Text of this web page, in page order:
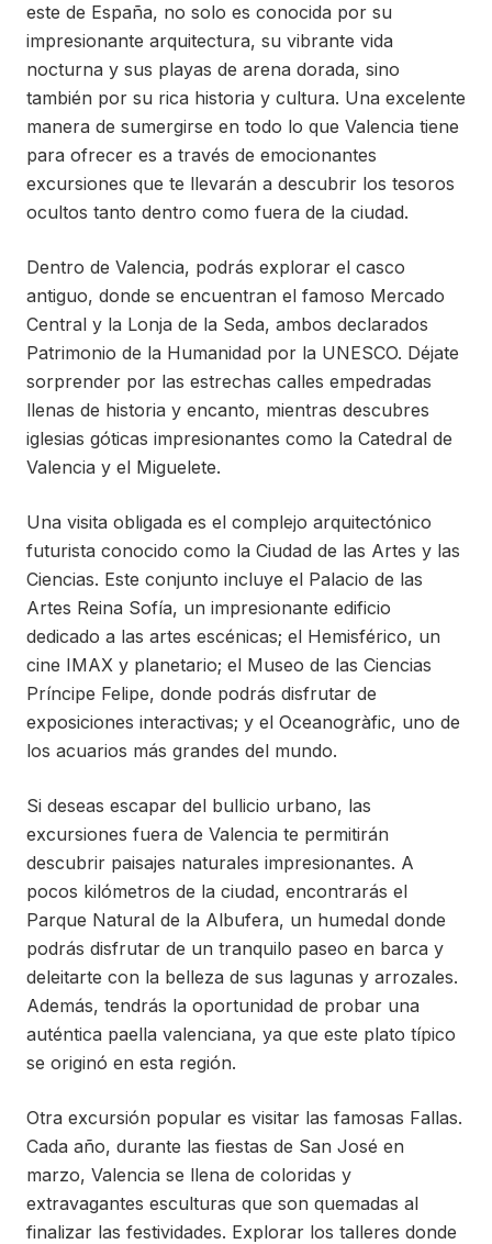
este de España, no solo es conocida por su
impresionante arquitectura, su vibrante vida
nocturna y sus playas de arena dorada, sino
también por su rica historia y cultura. Una excelente
manera de sumergirse en todo lo que Valencia tiene
para ofrecer es a través de emocionantes
excursiones que te llevarán a descubrir los tesoros
ocultos tanto dentro como fuera de la ciudad.
Dentro de Valencia, podrás explorar el casco
antiguo, donde se encuentran el famoso Mercado
Central y la Lonja de la Seda, ambos declarados
Patrimonio de la Humanidad por la UNESCO. Déjate
sorprender por las estrechas calles empedradas
llenas de historia y encanto, mientras descubres
iglesias góticas impresionantes como la Catedral de
Valencia y el Miguelete.
Una visita obligada es el complejo arquitectónico
futurista conocido como la Ciudad de las Artes y las
Ciencias. Este conjunto incluye el Palacio de las
Artes Reina Sofía, un impresionante edificio
dedicado a las artes escénicas; el Hemisférico, un
cine IMAX y planetario; el Museo de las Ciencias
Príncipe Felipe, donde podrás disfrutar de
exposiciones interactivas; y el Oceanogràfic, uno de
los acuarios más grandes del mundo.
Si deseas escapar del bullicio urbano, las
excursiones fuera de Valencia te permitirán
descubrir paisajes naturales impresionantes. A
pocos kilómetros de la ciudad, encontrarás el
Parque Natural de la Albufera, un humedal donde
podrás disfrutar de un tranquilo paseo en barca y
deleitarte con la belleza de sus lagunas y arrozales.
Además, tendrás la oportunidad de probar una
auténtica paella valenciana, ya que este plato típico
se originó en esta región.
Otra excursión popular es visitar las famosas Fallas.
Cada año, durante las fiestas de San José en
marzo, Valencia se llena de coloridas y
extravagantes esculturas que son quemadas al
finalizar las festividades. Explorar los talleres donde